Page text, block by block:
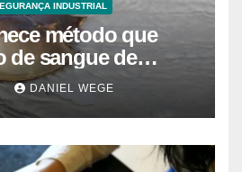
INDUSTRIAL
método que
de sangue de
em testes
DANIEL WEGE